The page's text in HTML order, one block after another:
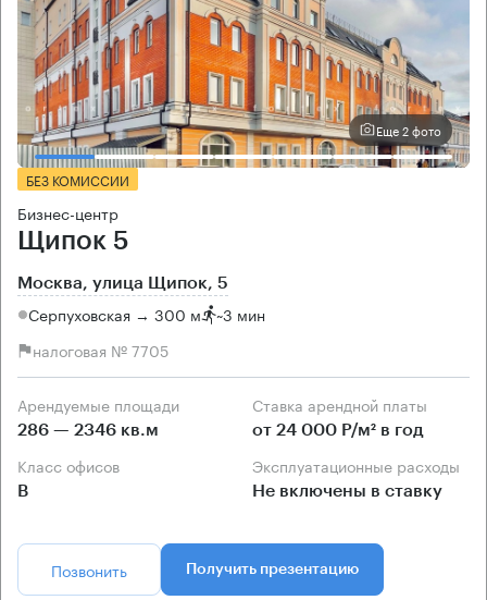
Еще 2 фото
БЕЗ КОМИССИИ
Бизнес-центр
Щипок 5
Москва, улица Щипок, 5
Серпуховская → 300 м ~3 мин
налоговая № 7705
Арендуемые площади
286 — 2346 кв.м
Ставка арендной платы
от 24 000 Р/м² в год
Класс офисов
B
Эксплуатационные расходы
Не включены в ставку
Позвонить Получить презентацию